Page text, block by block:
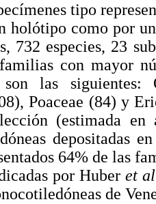
tipo
holótipo como por
732 especies, 23
con mayor
las siguientes:
Poaceae (84) y
(estimada
depositadas
64% de las
por Huber et al
de